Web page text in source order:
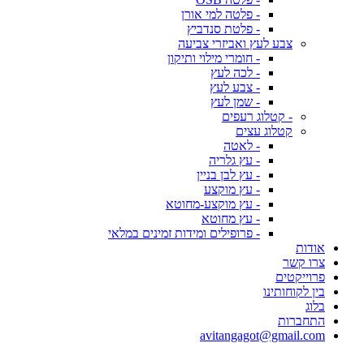
- פלטה למי אורן
- פלטת סנדביץ
צבע לעץ ואביזרי צביעה
- חומרי מילוי ותיקון
- לכה לעץ
- צבע לעץ
- שמן לעץ
- קטלוג רעפים
קטלוג עצים
- לאטה
- עץ גלריה
- עץ לבן בניין
- עץ מוקצע
- עץ מוקצע-מחוטא
- עץ מחוטא
- פרופילים ומידות זמינים במלאי
אודות
צרו קשר
פרוייקטים
בין לקוחותינו
בלוג
התחברות
avitangagot@gmail.com